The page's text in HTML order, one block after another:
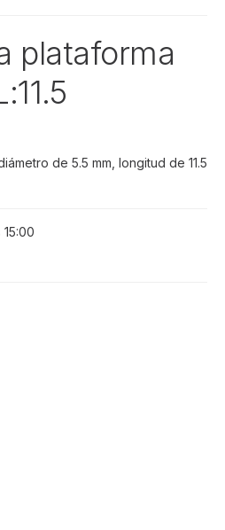
plataforma
de 5.5 mm, longitud de 11.5
15:00